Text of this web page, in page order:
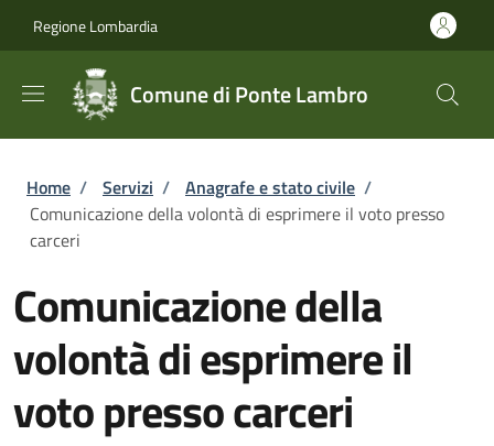
Regione Lombardia
Comune di Ponte Lambro
Briciole di pane
Home / Servizi / Anagrafe e stato civile /
Comunicazione della volontà di esprimere il voto presso
carceri
Comunicazione della
volontà di esprimere il
voto presso carceri